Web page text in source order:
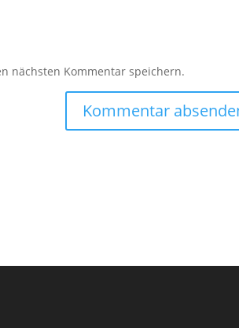
nächsten Kommentar speichern.